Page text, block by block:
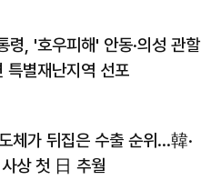
령, '호우피해' 안동·의성 관할
특별재난지역 선포
체가 뒤집은 수출 순위…韓·
상 첫 日 추월